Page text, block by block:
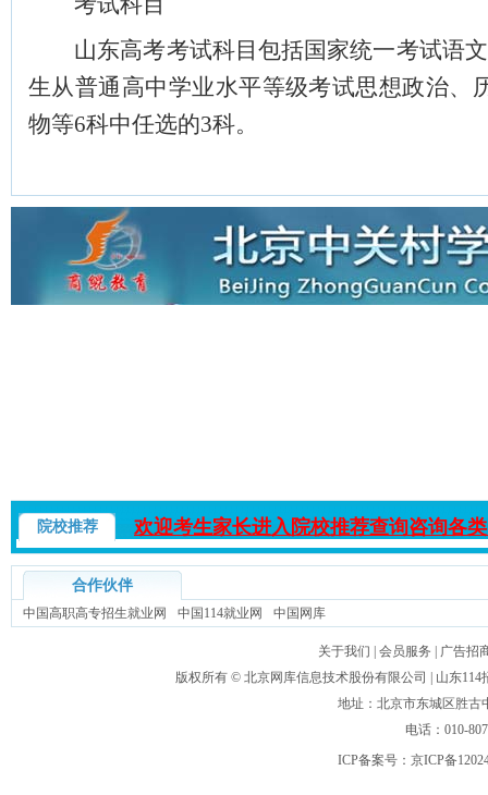
山东高考考试科目包括国家统一考试语文
生从普通高中学业水平等级考试思想政治、
物等6科中任选的3科。
院校推荐 欢迎考生家长进入院校推荐查询咨询各
合作伙伴
中国高职高专招生就业网 中国114就业网 中国网库
关于我们 会员服务
广告招
版权所有 © 北京网库信息技术股份有限公司
| 山东
地址：北京市东城区胜
电话：010-
ICP备案号： 京ICP备